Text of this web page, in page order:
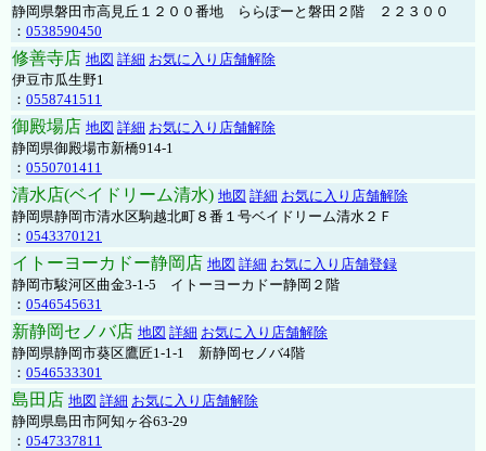
静岡県磐田市高見丘１２００番地 ららぽーと磐田２階 ２２３００
： 0538590450
修善寺店 地図 詳細 お気に入り店舗解除
伊豆市瓜生野1
： 0558741511
御殿場店 地図 詳細 お気に入り店舗解除
静岡県御殿場市新橋914-1
： 0550701411
清水店(ベイドリーム清水) 地図 詳細 お気に入り店舗解除
静岡県静岡市清水区駒越北町８番１号ベイドリーム清水２Ｆ
： 0543370121
イトーヨーカドー静岡店 地図 詳細 お気に入り店舗登録
静岡市駿河区曲金3-1-5 イトーヨーカドー静岡２階
： 0546545631
新静岡セノバ店 地図 詳細 お気に入り店舗解除
静岡県静岡市葵区鷹匠1-1-1 新静岡セノバ4階
： 0546533301
島田店 地図 詳細 お気に入り店舗解除
静岡県島田市阿知ヶ谷63-29
： 0547337811